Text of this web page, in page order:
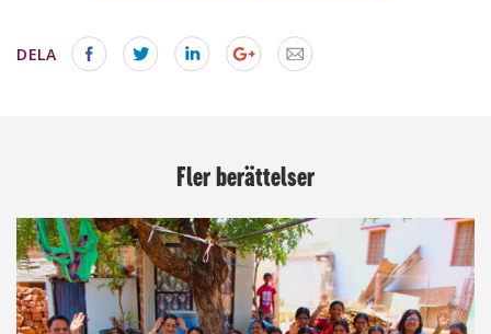
DELA
Fler berättelser